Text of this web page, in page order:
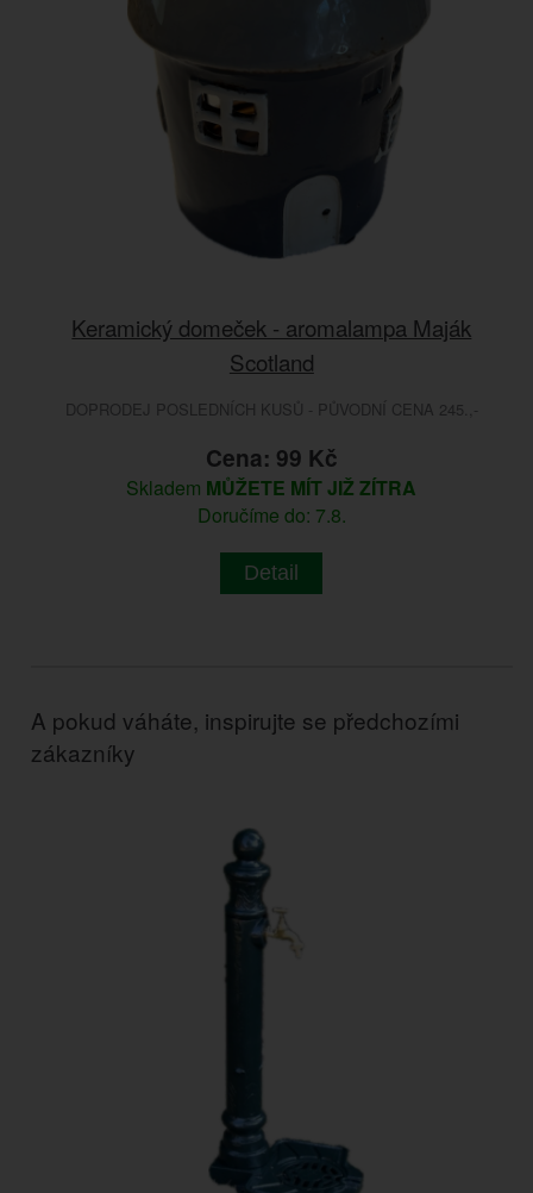
Keramický domeček - aromalampa Maják
Scotland
DOPRODEJ POSLEDNÍCH KUSŮ - PŮVODNÍ CENA 245.,-
Cena: 99 Kč
Skladem MŮŽETE MÍT JIŽ ZÍTRA
Doručíme do: 7.8.
Detail
A pokud váháte, inspirujte se předchozími
zákazníky